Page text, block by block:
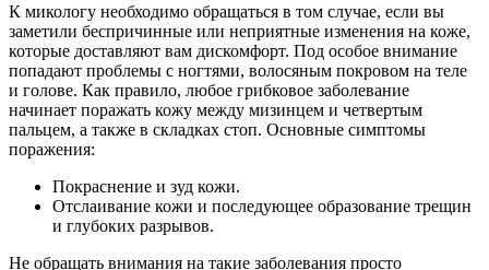
К микологу необходимо обращаться в том случае, если вы
заметили беспричинные или неприятные изменения на коже,
которые доставляют вам дискомфорт. Под особое внимание
попадают проблемы с ногтями, волосяным покровом на теле
и голове. Как правило, любое грибковое заболевание
начинает поражать кожу между мизинцем и четвертым
пальцем, а также в складках стоп. Основные симптомы
поражения:
Покраснение и зуд кожи.
Отслаивание кожи и последующее образование трещин
и глубоких разрывов.
Не обращать внимания на такие заболевания просто